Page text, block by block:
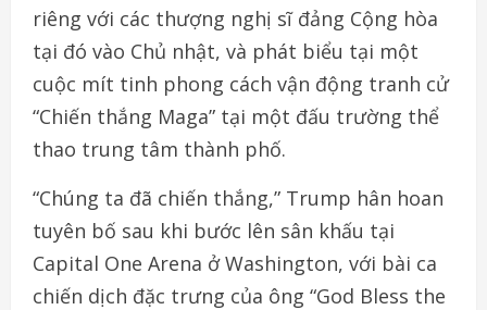
riêng với các thượng nghị sĩ đảng Cộng hòa
tại đó vào Chủ nhật, và phát biểu tại một
cuộc mít tinh phong cách vận động tranh cử
“Chiến thắng Maga” tại một đấu trường thể
thao trung tâm thành phố.
“Chúng ta đã chiến thắng,” Trump hân hoan
tuyên bố sau khi bước lên sân khấu tại
Capital One Arena ở Washington, với bài ca
chiến dịch đặc trưng của ông “God Bless the